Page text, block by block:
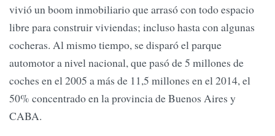
vivió un boom inmobiliario que arrasó con todo espacio
libre para construir viviendas; incluso hasta con algunas
cocheras. Al mismo tiempo, se disparó el parque
automotor a nivel nacional, que pasó de 5 millones de
coches en el 2005 a más de 11,5 millones en el 2014, el
50% concentrado en la provincia de Buenos Aires y
CABA.